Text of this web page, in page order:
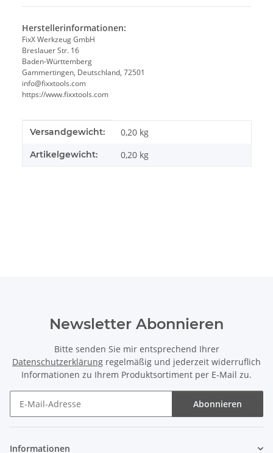
Herstellerinformationen:
FixX Werkzeug GmbH
Breslauer Str. 16
Baden-Württemberg
Gammertingen, Deutschland, 72501
info@fixxtools.com
https://www.fixxtools.com
Produkteigenschaft
Wert
Versandgewicht: 0,20 kg
Artikelgewicht: 0,20 kg
Newsletter Abonnieren
Bitte senden Sie mir entsprechend Ihrer
Datenschutzerklärung regelmäßig und jederzeit widerruflich
Informationen zu Ihrem Produktsortiment per E-Mail zu.
Abonnieren
Informationen